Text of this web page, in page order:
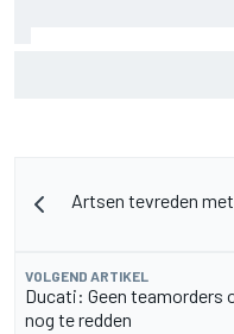
Artsen tevreden
VOLGEND ARTIKEL
Ducati: Geen teamorders
nog te redden